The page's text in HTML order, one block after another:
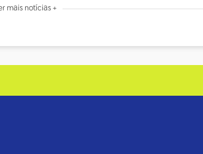
mais notícias +